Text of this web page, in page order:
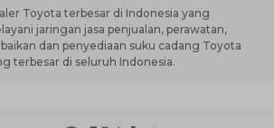
Toyota terbesar di Indonesia yang
jaringan jasa penjualan, perawatan,
dan penyediaan suku cadang Toyota
terbesar di seluruh Indonesia.